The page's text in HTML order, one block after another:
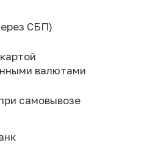
СБП)
валютами
самовывозе